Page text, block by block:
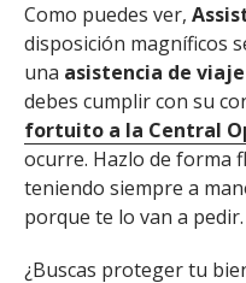
Como puedes ver,
disposición magníficos
una asistencia de
debes cumplir con su
fortuito a la Central
ocurre. Hazlo de forma
teniendo siempre a
porque te lo van a pedir.
¿Buscas proteger tu